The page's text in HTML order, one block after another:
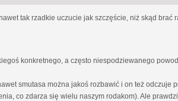
tak rzadkie uczucie jak szczęście, niż skąd brać
konkretnego, a często niespodziewanego
smutasa można jakoś rozbawić i on też odczuje
co zdarza się wielu naszym rodakom). Ale